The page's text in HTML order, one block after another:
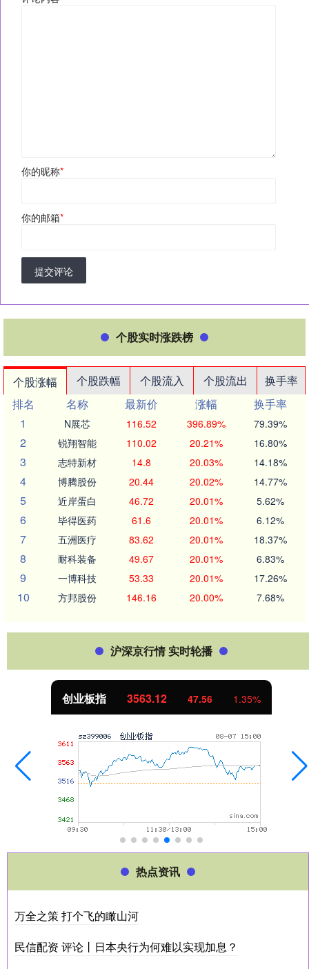
你的昵称*
你的邮箱*
提交评论
个股实时涨跌榜
个股涨幅 个股跌幅 个股流入 个股流出
换手率
排名
名称 最新价 涨幅
换手率
1
N展芯 116.52 396.89% 79.39%
2 锐翔智能 110.02 20.21% 16.80%
3 志特新材 14.8 20.03% 14.18%
4 博腾股份 20.44 20.02% 14.77%
5 近岸蛋白 46.72 20.01% 5.62%
6 毕得医药 61.6 20.01% 6.12%
7 五洲医疗 83.62 20.01% 18.37%
8 耐科装备 49.67 20.01% 6.83%
9 一博科技 53.33 20.01% 17.26%
10 方邦股份 146.16 20.00% 7.68%
沪深京行情 实时轮播
创业板指 3563.12 47.56 1.35%
热点资讯
万全之策 打个飞的瞰山河
民信配资 评论丨日本央行为何难以实现加息？